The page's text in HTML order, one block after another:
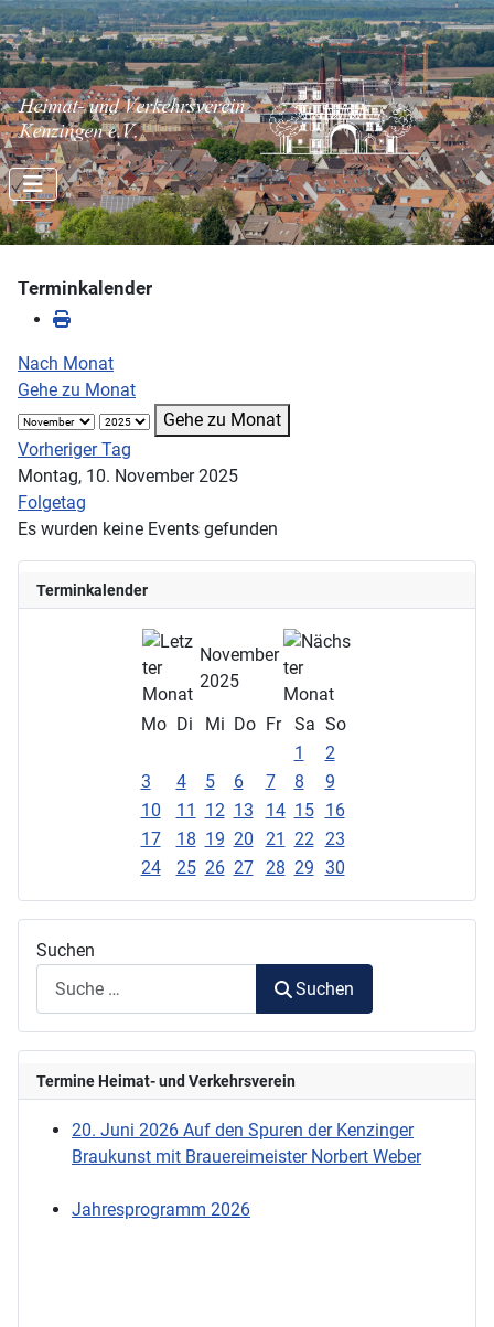
Terminkalender
November
2025
Mo Di Mi Do Fr Sa So
1
2
3
4 5 6 7 8
9
10
11 12 13 14 15
16
17
18 19 20 21 22 23
24
25 26 27 28 29 30
Suchen
Suchen
Termine Heimat- und Verkehrsverein
20. Juni 2026 Auf den Spuren der Kenzinger
Braukunst mit Brauereimeister Norbert Weber
Jahresprogramm 2026
Terminkalender
Nach Monat
Gehe zu Monat
Gehe zu Monat
Vorheriger Tag
Montag, 10. November 2025
Folgetag
Es wurden keine Events gefunden